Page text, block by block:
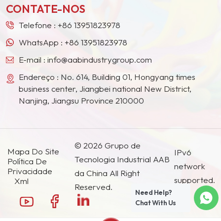
países e regiões.
CONTATE-NOS
Telefone : +86 13951823978
WhatsApp : +86 13951823978
E-mail : info@aabindustrygroup.com
Endereço : No. 614, Building 01, Hongyang times
business center, Jiangbei national New District,
Nanjing, Jiangsu Province 210000
Mapa Do Site
Política De
Privacidade
Xml
© 2026 Grupo de
Tecnologia Industrial AAB
da China All Right
Reserved.
IPv6
network
supported.
Need Help?
Chat With Us